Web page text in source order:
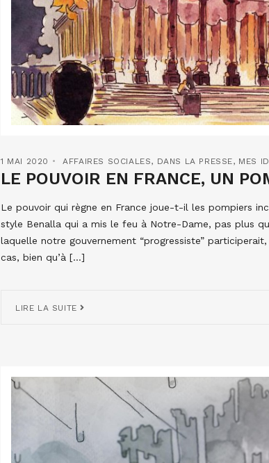
1 MAI 2020 AFFAIRES SOCIALES, DANS LA PRESSE, MES
LE POUVOIR EN FRANCE, UN
Le pouvoir qui règne en France joue-t-il les pompiers
style Benalla qui a mis le feu à Notre-Dame, pas plus
laquelle notre gouvernement “progressiste”
cas, bien qu’à […]
LIRE LA SUITE